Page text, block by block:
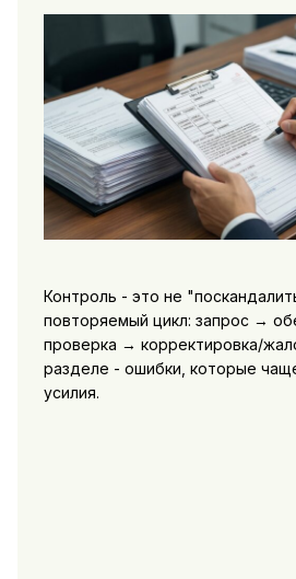
Контроль - это не
повторяемый цикл: запрос →
проверка → корректировка/
разделе - ошибки, которые
усилия.